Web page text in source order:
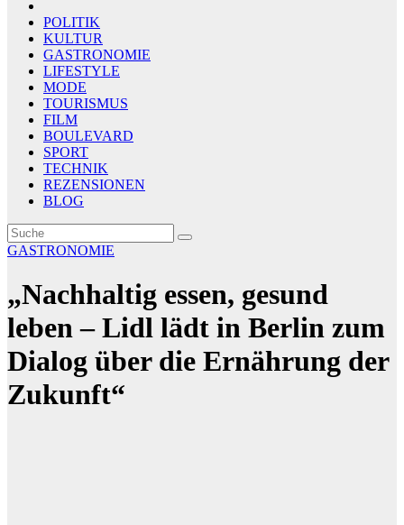
POLITIK
KULTUR
GASTRONOMIE
LIFESTYLE
MODE
TOURISMUS
FILM
BOULEVARD
SPORT
TECHNIK
REZENSIONEN
BLOG
GASTRONOMIE
„Nachhaltig essen, gesund
leben – Lidl lädt in Berlin zum
Dialog über die Ernährung der
Zukunft“